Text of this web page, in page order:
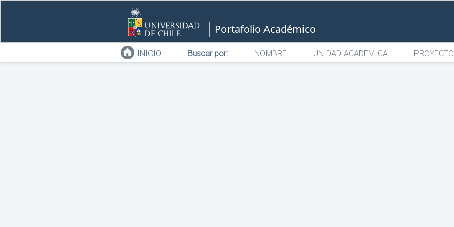
Portafolio Académico
INICIO Buscar por: NOMBRE UNIDAD ACADÉMICA